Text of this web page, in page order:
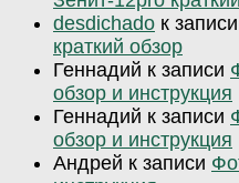
desdichado к записи
краткий обзор
Геннадий к записи
обзор и инструкция
Геннадий к записи
обзор и инструкция
Андрей к записи